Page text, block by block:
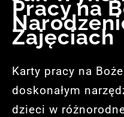
Pracy na
Zajęciach
Karty pracy na
doskonałym
dzieci w